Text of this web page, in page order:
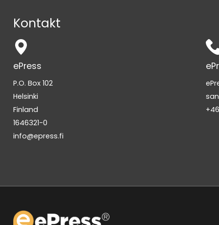
Kontakt
ePress
P.O. Box 102
Helsinki
Finland
1646321-0
info@epress.fi